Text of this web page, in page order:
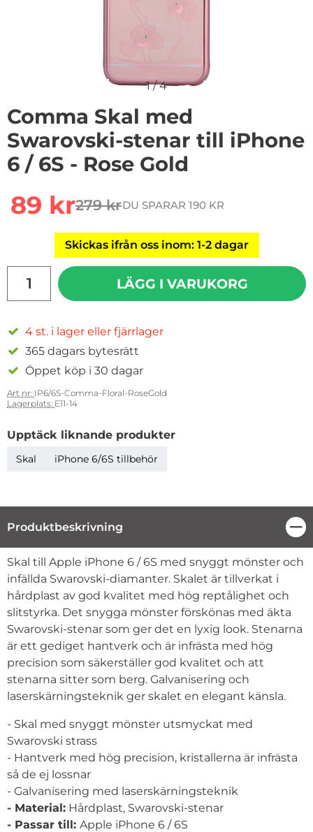
1/4
Comma Skal med
Swarovski-stenar till iPhone
6 / 6S - Rose Gold
rea pris
89 krtidigare pris
279 krDU SPARAR 190 KR
Skickas ifrån oss inom: 1-2 dagar
LÄGG I VARUKORG
4 st. i lager eller fjärrlager
365 dagars bytesrätt
Öppet köp i 30 dagar
Art nr: IP6/6S-Comma-Floral-RoseGold
Lagerplats: E11-14
Upptäck liknande produkter
Skal iPhone 6/6S tillbehör
Produktbeskrivning
Produktbeskrivning
Skal till Apple iPhone 6 / 6S med snyggt mönster och
infällda Swarovski-diamanter. Skalet är tillverkat i
hårdplast av god kvalitet med hög reptålighet och
slitstyrka. Det snygga mönster förskönas med äkta
Swarovski-stenar som ger det en lyxig look. Stenarna
är ett gediget hantverk och är infrästa med hög
precision som säkerställer god kvalitet och att
stenarna sitter som berg. Galvanisering och
laserskärningsteknik ger skalet en elegant känsla.
- Skal med snyggt mönster utsmyckat med
Swarovski strass
- Hantverk med hög precision, kristallerna är infrästa
så de ej lossnar
- Galvanisering med laserskärningsteknik
- Material: Hårdplast, Swarovski-stenar
- Passar till: Apple iPhone 6 / 6S